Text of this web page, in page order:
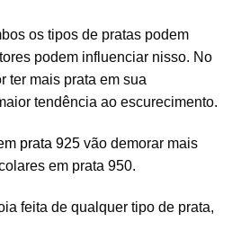
os tipos de pratas podem
podem influenciar nisso. No
ter mais prata em sua
tendência ao escurecimento.
prata 925 vão demorar mais
em prata 950.
feita de qualquer tipo de prata,